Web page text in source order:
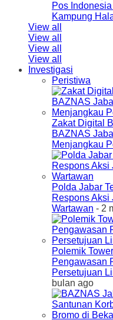
Pos
Kampung
View all
View all
View all
View all
Investigasi
Peristiwa
Zakat Digital
BAZNAS
Menjangkau
Polda Jabar
Respons
Wartawan - 2
Polemik
Pengawasan
Persetujuan
bulan ago